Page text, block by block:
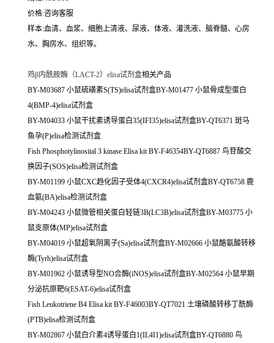
价格:咨询客服
样本:血清、血浆、细胞上清液、尿液、体液、灌洗液、脑脊髓、心房
水、胸房水、组织等。
鸡β内酰胺酶（LACT-2）elisa试剂盒相关产品
BY-M03687 小鼠硫磺素S(TS)elisa试剂盒BY-M01477 小鼠骨成型蛋白
4(BMP-4)elisa试剂盒
BY-M04033 小鼠干扰素诱导蛋白35(IFI35)elisa试剂盒BY-QT6371 斑马
鱼孕(P)elisa检测试剂盒
Fish Phosphotylinosital 3 kinase Elisa kit BY-F46354BY-QT6887 鸟苷酸交
换因子(SOS)elisa检测试剂盒
BY-M01199 小鼠CXC趋化因子受体4(CXCR4)elisa试剂盒BY-QT6758 鹿
血氨(BA)elisa检测试剂盒
BY-M04243 小鼠微管相关蛋白轻链3B(LC3B)elisa试剂盒BY-M03775 小
鼠支原体(MP)elisa试剂盒
BY-M04019 小鼠超氧阴离子(Sa)elisa试剂盒BY-M02666 小鼠酪氨酸转移
酶(Tyrh)elisa试剂盒
BY-M01962 小鼠诱导型NO合酶(iNOS)elisa试剂盒BY-M02564 小鼠早期
分泌抗原靶6(ESAT-6)elisa试剂盒
Fish Leukotriene B4 Elisa kit BY-F46003BY-QT7021 土壤磷酸转移丁酰酶
(PTB)elisa检测试剂盒
BY-M02867 小鼠白介素4诱导蛋白1(IL4I1)elisa试剂盒BY-QT6880 鸟